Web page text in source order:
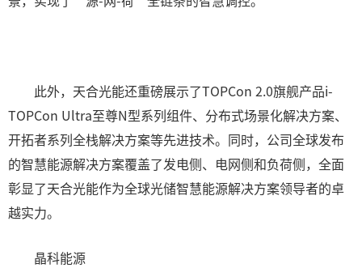
此外，天合光能还重磅展示了TOPCon 2.0旗舰产品i-
TOPCon Ultra至尊N型系列组件、分布式场景化解决方案、
开拓者系列全栈解决方案等先进技术。同时，公司全球发布
的智慧能源解决方案覆盖了发电侧、电网侧和负荷侧，全面
彰显了天合光能作为全球光储智慧能源解决方案领导者的卓
越实力。
晶科能源